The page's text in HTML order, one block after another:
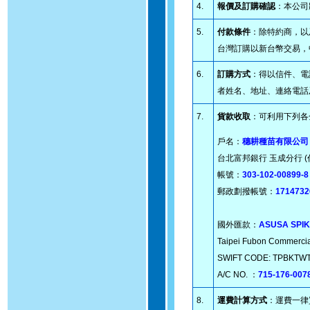
4. 報價及訂購確認：本公
5. 付款條件：除特約商，
台灣訂購以新台幣交易
6. 訂購方式 ：得以信件、
者姓名、地址、連絡電
7. 貨款收取 ：可利用下列
戶名：穗耕種苗有限公司
台北富邦銀行 玉成分行
帳號：303-102-00899-8
郵政劃撥帳號：
國外匯款：ASUSA
Taipei Fubon
SWIFT CODE:
A/C NO. ：715-176-
8. 運費計算方式 ：運費一